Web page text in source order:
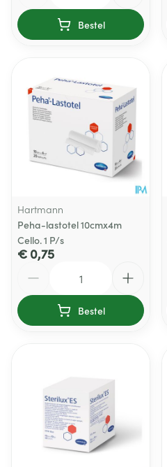
Bestel
Hartmann
Peha-lastotel 10cmx4m
Cello. 1 P/s
€ 0,75
Bestel